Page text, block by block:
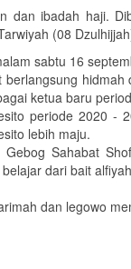
ibadah haji.
(08
sabtu 16
ketua baru
periode 2020 -
lebih maju.
Sahabat
dari bait alfiyah
dan legowo